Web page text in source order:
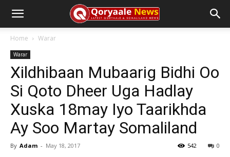
Home Warar
Warar
Xildhibaan Mubaarig Bidhi Oo
Si Qoto Dheer Uga Hadlay
Xuska 18may Iyo Taarikhda
Ay Soo Martay Somaliland
By Adam - May 18, 2017 0
542